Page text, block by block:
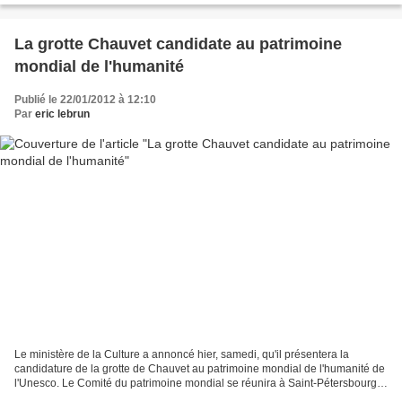
La grotte Chauvet candidate au patrimoine
mondial de l'humanité
Publié le 22/01/2012 à 12:10
Par eric lebrun
Le ministère de la Culture a annoncé hier, samedi, qu'il présentera la
candidature de la grotte de Chauvet au patrimoine mondial de l'humanité de
l'Unesco. Le Comité du patrimoine mondial se réunira à Saint-Pétersbourg